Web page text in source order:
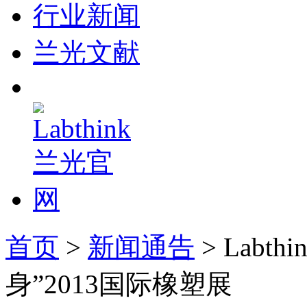
行业新闻
兰光文献
首页 > 新闻通告 >
身”2013国际橡塑展